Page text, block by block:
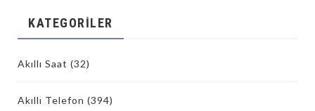
KATEGORILER
Akıllı Saat (32)
Akıllı Telefon (394)